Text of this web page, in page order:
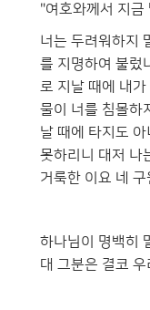
"여호와께서 지금
너는 두려워하지
를 지명하여 불렀
로 지날 때에 내가
물이 너를 침몰하
날 때에 타지도
못하리니 대저 나
거룩한 이요 네
하나님이 명백히
대 그분은 결코